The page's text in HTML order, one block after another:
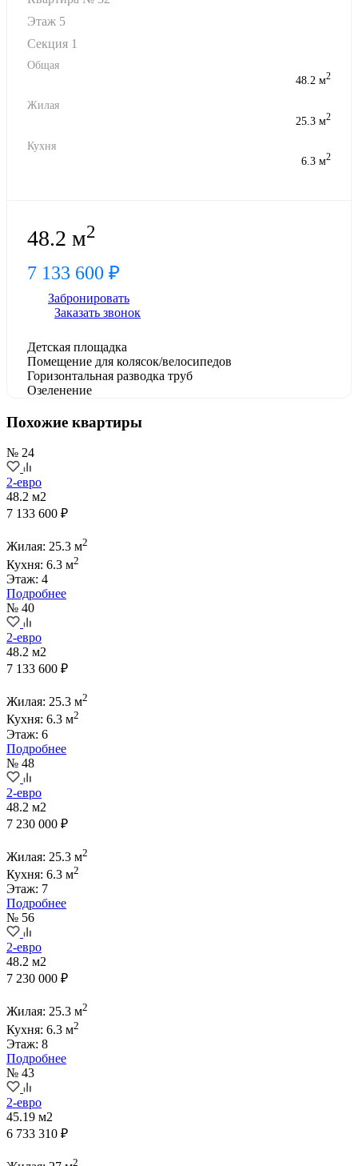
Этаж 5
Секция 1
Общая
48.2 м2
Жилая
25.3 м2
Кухня
6.3 м2
48.2 м2
7 133 600 ₽
Забронировать
Заказать звонок
Детская площадка
Помещение для колясок/велосипедов
Горизонтальная разводка труб
Озеленение
Похожие квартиры
№ 24
2-евро
48.2 м2
7 133 600 ₽
Жилая: 25.3 м2
Кухня: 6.3 м2
Этаж: 4
Подробнее
№ 40
2-евро
48.2 м2
7 133 600 ₽
Жилая: 25.3 м2
Кухня: 6.3 м2
Этаж: 6
Подробнее
№ 48
2-евро
48.2 м2
7 230 000 ₽
Жилая: 25.3 м2
Кухня: 6.3 м2
Этаж: 7
Подробнее
№ 56
2-евро
48.2 м2
7 230 000 ₽
Жилая: 25.3 м2
Кухня: 6.3 м2
Этаж: 8
Подробнее
№ 43
2-евро
45.19 м2
6 733 310 ₽
2